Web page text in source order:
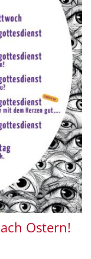
Ostern!